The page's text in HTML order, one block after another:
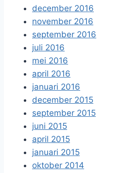
december 2016
november 2016
september 2016
juli 2016
mei 2016
april 2016
januari 2016
december 2015
september 2015
juni 2015
april 2015
januari 2015
oktober 2014